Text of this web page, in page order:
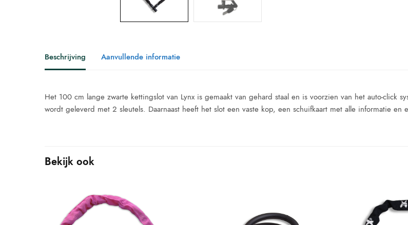
Beschrijving Aanvullende informatie
Het 100 cm lange zwarte kettingslot van Lynx is gemaakt van gehard staal en is voorzien van het auto-
wordt geleverd met 2 sleutels. Daarnaast heeft het slot een vaste kop, een schuifkaart met alle informatie
Bekijk ook